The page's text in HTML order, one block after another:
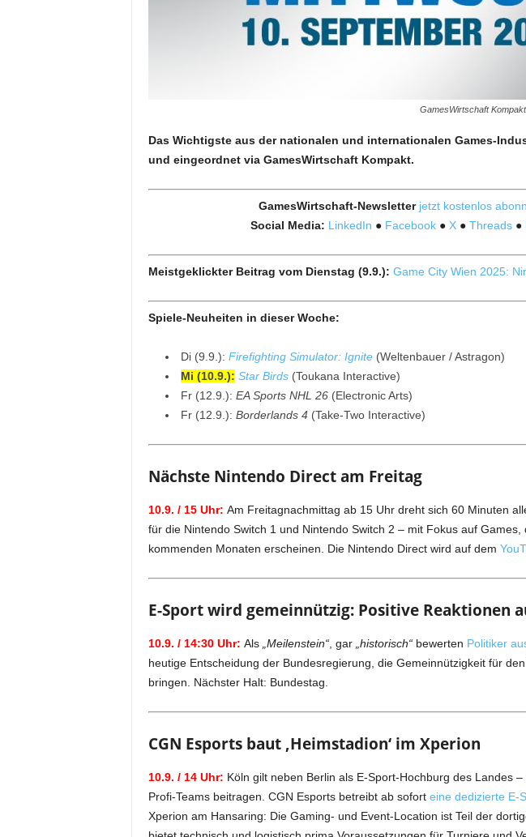
GamesWirtschaft
Das Wichtigste aus der nationalen und internationalen Games-
und eingeordnet via GamesWirtschaft Kompakt.
GamesWirtschaft-Newsletter jetzt kostenlos
Social Media: LinkedIn ● Facebook● X● Threads●
Meistgeklickter Beitrag vom Dienstag (9.9.): Game City Wien 2025:
Spiele-Neuheiten in dieser Woche:
Di (9.9.): Firefighting Simulator: Ignite(Weltenbauer / Astragon)
Mi (10.9.): Star Birds(Toukana Interactive)
Fr (12.9.): EA Sports NHL 26(Electronic Arts)
Fr (12.9.): Borderlands 4(Take-Two Interactive)
Nächste Nintendo Direct am Freitag
10.9. / 15 Uhr: Am Freitagnachmittag ab 15 Uhr dreht sich 60 Minuten
für die Nintendo Switch 1 und Nintendo Switch 2 – mit Fokus auf Games,
kommenden Monaten erscheinen. Die Nintendo Direct wird auf dem
E-Sport wird gemeinnützig: Positive Reaktionen
10.9. / 14:30 Uhr: Als „Meilenstein“, gar „historisch“bewerten Politiker
heutige Entscheidung der Bundesregierung, die Gemeinnützigkeit für
bringen. Nächster Halt: Bundestag.
CGN Esports baut ‚Heimstadion‘ im Xperion
10.9. / 14 Uhr: Köln gilt neben Berlin als E-Sport-Hochburg des Landes
Profi-Teams beitragen. CGN Esports betreibt ab sofort eine dedizierte E-
Xperion am Hansaring: Die Gaming- und Event-Location ist Teil der